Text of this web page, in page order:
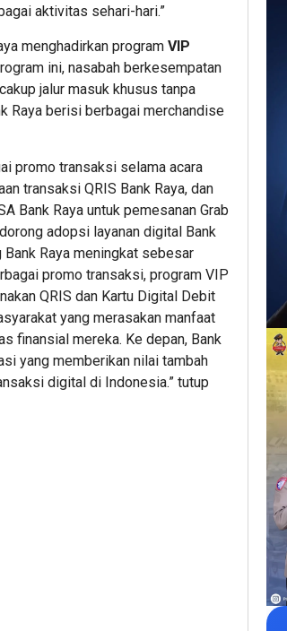
aktivitas sehari-hari.”
menghadirkan program VIP
ini, nasabah berkesempatan
jalur masuk khusus tanpa
Raya berisi berbagai merchandise
promo transaksi selama acara
transaksi QRIS Bank Raya, dan
Bank Raya untuk pemesanan Grab
adopsi layanan digital Bank
Raya meningkat sebesar
promo transaksi, program VIP
QRIS dan Kartu Digital Debit
yang merasakan manfaat
finansial mereka. Ke depan, Bank
yang memberikan nilai tambah
digital di Indonesia.” tutup